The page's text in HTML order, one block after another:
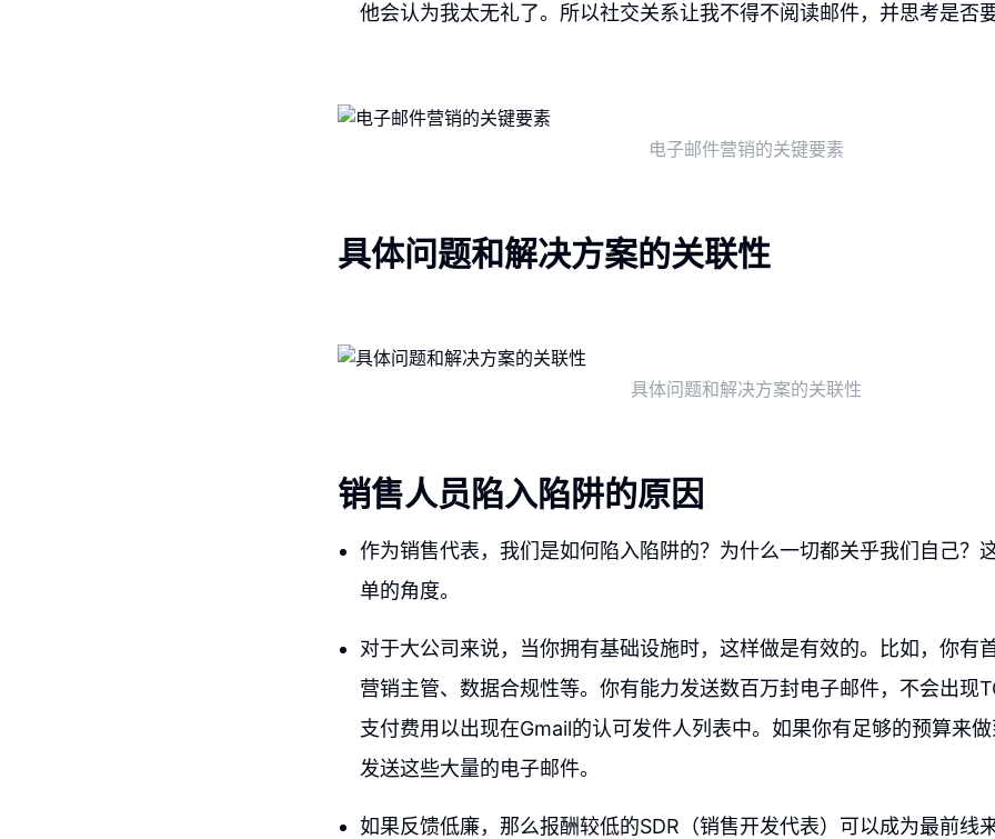
他会认为我太无礼了。所以社交关系让我不得不阅读邮件，并思考是否要
电子邮件营销的关键要素
具体问题和解决方案的关联性
具体问题和解决方案的关联性
销售人员陷入陷阱的原因
作为销售代表，我们是如何陷入陷阱的？为什么一切都关乎我们自己？
单的角度。
对于大公司来说，当你拥有基础设施时，这样做是有效的。比如，你有
营销主管、数据合规性等。你有能力发送数百万封电子邮件，不会出现
支付费用以出现在Gmail的认可发件人列表中。如果你有足够的预算来
发送这些大量的电子邮件。
如果反馈低廉，那么报酬较低的SDR（销售开发代表）可以成为最前线